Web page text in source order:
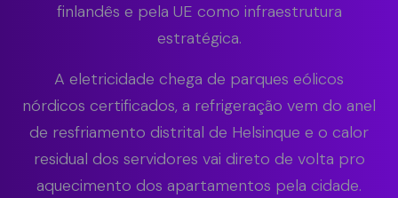
finlandês e pela UE como infraestrutura
estratégica.
A eletricidade chega de parques eólicos
nórdicos certificados, a refrigeração vem do anel
de resfriamento distrital de Helsinque e o calor
residual dos servidores vai direto de volta pro
aquecimento dos apartamentos pela cidade.